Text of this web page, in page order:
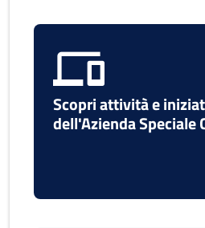
Scopri attività e
dell'Azienda Speciale